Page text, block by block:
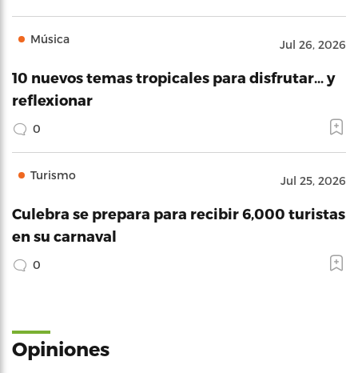
Música Jul 26, 2026
10 nuevos temas tropicales para disfrutar… y
reflexionar
0
Turismo Jul 25, 2026
Culebra se prepara para recibir 6,000 turistas
en su carnaval
0
Opiniones